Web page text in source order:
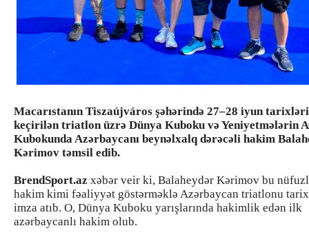
Macarıstanın Tiszaújváros şəhərində 27–28 iyun
keçirilən triatlon üzrə Dünya Kuboku və Yeniyetmələrin
Kubokunda Azərbaycanı beynəlxalq dərəcəli hakim
Kərimov təmsil edib.
BrendSport.az xəbər veir ki, Balaheydər Kərimov bu
hakim kimi fəaliyyət göstərməklə Azərbaycan triatlonu
imza atıb. O, Dünya Kuboku yarışlarında hakimlik edən ilk
azərbaycanlı hakim olub.